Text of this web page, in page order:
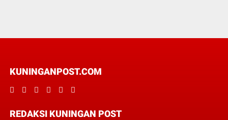
KUNINGANPOST.COM
REDAKSI KUNINGAN POST